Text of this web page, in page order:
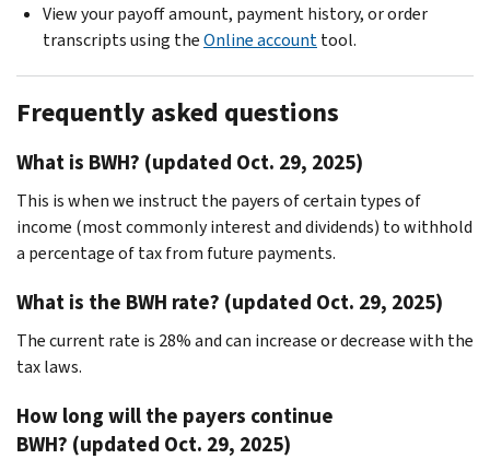
View your payoff amount, payment history, or order
transcripts using theOnline accounttool.
Frequently asked questions
What is BWH? (updated Oct. 29, 2025)
This is when we instruct the payers of certain types of
income (most commonly interest and dividends) to withhold
a percentage of tax from future payments.
What is the BWH rate? (updated Oct. 29, 2025)
The current rate is 28% and can increase or decrease with the
tax laws.
How long will the payers continue
BWH? (updated Oct. 29, 2025)